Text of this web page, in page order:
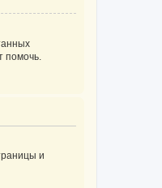
помочь.
и